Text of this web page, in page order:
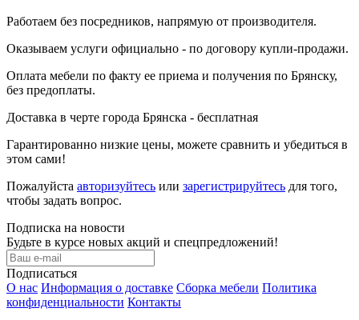
Работаем без посредников, напрямую от производителя.
Оказываем услуги официально - по договору купли-продажи.
Оплата мебели по факту ее приема и получения по Брянску,
без предоплаты.
Доставка в черте города Брянска - бесплатная
Гарантированно низкие цены, можете сравнить и убедиться в
этом сами!
Пожалуйста авторизуйтесь или зарегистрируйтесь для того,
чтобы задать вопрос.
Подписка на новости
Будьте в курсе новых акций и спецпредложений!
Подписаться
О нас Информация о доставке Сборка мебели Политика
конфиденциальности Контакты